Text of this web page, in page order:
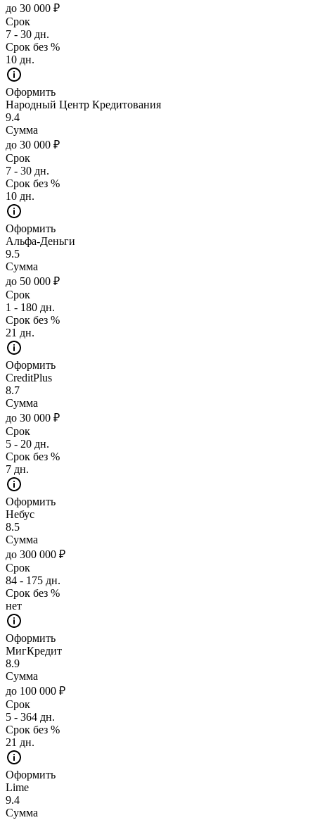
до 30 000 ₽
Срок
7 - 30 дн.
Срок без %
10 дн.
Оформить
Народный Центр Кредитования
9.4
Сумма
до 30 000 ₽
Срок
7 - 30 дн.
Срок без %
10 дн.
Оформить
Альфа-Деньги
9.5
Сумма
до 50 000 ₽
Срок
1 - 180 дн.
Срок без %
21 дн.
Оформить
CreditPlus
8.7
Сумма
до 30 000 ₽
Срок
5 - 20 дн.
Срок без %
7 дн.
Оформить
Небус
8.5
Сумма
до 300 000 ₽
Срок
84 - 175 дн.
Срок без %
нет
Оформить
МигКредит
8.9
Сумма
до 100 000 ₽
Срок
5 - 364 дн.
Срок без %
21 дн.
Оформить
Lime
9.4
Сумма